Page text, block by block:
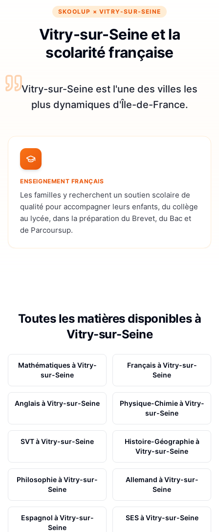
SKOOLUP × VITRY-SUR-SEINE
Vitry-sur-Seine et la
scolarité française
Vitry-sur-Seine est l'une des villes les
plus dynamiques d'Île-de-France.
ENSEIGNEMENT FRANÇAIS
Les familles y recherchent un soutien scolaire de
qualité pour accompagner leurs enfants, du collège
au lycée, dans la préparation du Brevet, du Bac et
de Parcoursup.
Toutes les matières disponibles à
Vitry-sur-Seine
Mathématiques àVitry-
sur-Seine
Français àVitry-sur-
Seine
Anglais àVitry-sur-Seine Physique-ChimieàVitry-
sur-Seine
SVTàVitry-sur-Seine Histoire-Géographieà
Vitry-sur-Seine
PhilosophieàVitry-sur-
Seine
Allemand àVitry-sur-
Seine
Espagnol àVitry-sur-
Seine
SESàVitry-sur-Seine